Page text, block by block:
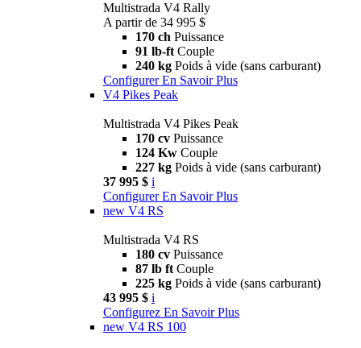
Multistrada V4 Rally
A partir de 34 995 $
170 ch Puissance
91 lb-ft Couple
240 kg Poids à vide (sans carburant)
Configurer En Savoir Plus
V4 Pikes Peak
Multistrada V4 Pikes Peak
170 cv Puissance
124 Kw Couple
227 kg Poids à vide (sans carburant)
37 995 $ i
Configurer En Savoir Plus
new V4 RS
Multistrada V4 RS
180 cv Puissance
87 lb ft Couple
225 kg Poids à vide (sans carburant)
43 995 $ i
Configurez En Savoir Plus
new V4 RS 100